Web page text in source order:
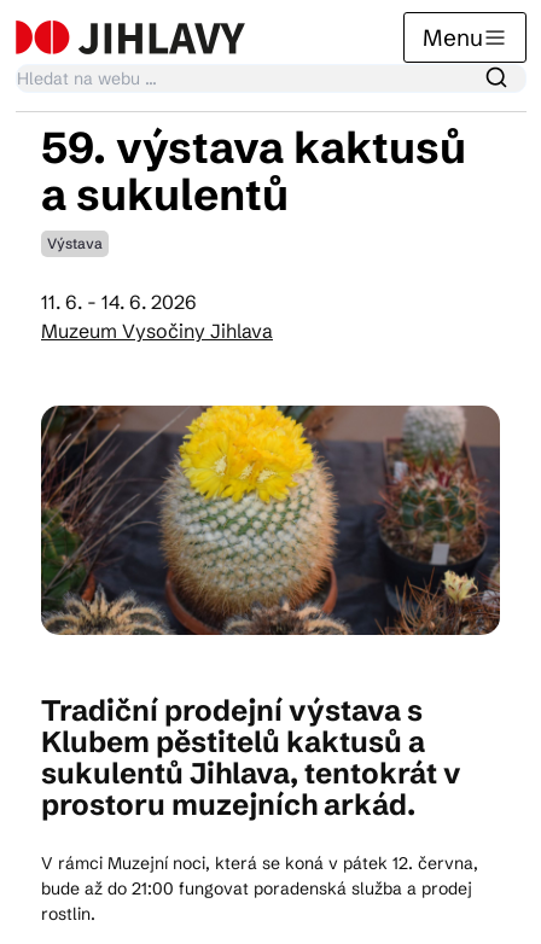
Menu
Kalendář akcí
Tradiční akce
Články
Suvenýry
Praktické info
Kam vyrazit
CS EN DE
© 2026 Brána Jihlavy
59. výstava kaktusů
a sukulentů
Výstava
11. 6. - 14. 6. 2026
Muzeum Vysočiny Jihlava
Tradiční prodejní výstava s
Klubem pěstitelů kaktusů a
sukulentů Jihlava, tentokrát v
prostoru muzejních arkád.
V rámci Muzejní noci, která se koná v pátek 12. června,
bude až do 21:00 fungovat poradenská služba a prodej
rostlin.